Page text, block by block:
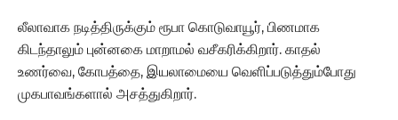
லீலாவாக நடித்திருக்கும் ரூபா கொடுவாயூர், பிணமாக
கிடந்தாலும் புன்னகை மாறாமல் வசீகரிக்கிறார். காதல்
உணர்வை, கோபத்தை, இயலாமையை வெளிப்படுத்தும்போது
முகபாவங்களால் அசத்துகிறார்.